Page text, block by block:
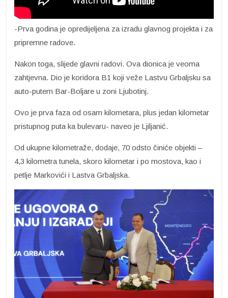
-Prva godina je opredijeljena za izradu glavnog projekta i za
pripremne radove.
Nakon toga, slijede glavni radovi. Ova dionica je veoma
zahtjevna. Dio je koridora B1 koji veže Lastvu Grbaljsku sa
auto-putem Bar-Boljare u zoni Ljubotinj.
Ovo je prva faza od osam kilometara, plus jedan kilometar
pristupnog puta ka bulevaru- naveo je Ljiljanić.
Od ukupne kilometraže, dodaje, 70 odsto činiće objekti –
4,3 kilometra tunela, skoro kilometar i po mostova, kao i
petlje Markovići i Lastva Grbaljska.